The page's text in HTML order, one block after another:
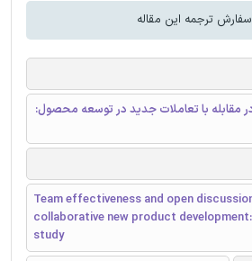
سفارش ترجمه این مقاله
مقابله با تعاملات جدید در توسعه محصول:
Team effectiveness and open
collaborative new product
study